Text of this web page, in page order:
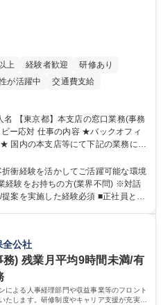
上 経験者歓迎
研修あり
が活躍中
交通費支給
バックオフィ
国内の本支店等にて下記の業務に従
ーにて事務手続等の受付・オペレ
検討・構築等 ≪業務紹介：ご応募前
career/circle/
衝経験を活かしてご活躍可能な環境
経験をお持ちの方(業界不問) ※対話
施した経験必須 ■正社員とし
広いキャリアの選択肢があり、公募
挑戦できるカルチャーが浸透してい
全公社
務) 残業月平均9時間未満/有
による人事経理部門や収益事業等のフロント
します。研修制度やキャリア支援が充実し